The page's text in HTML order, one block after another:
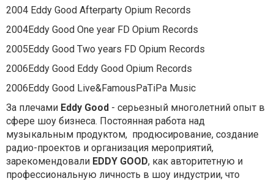
2004 Eddy Good Afterparty Opium Records
2004Eddy Good One year FD Opium Records
2005Eddy Good Two years FD Opium Records
2006Eddy Good Eddy Good Opium Records
2006Eddy Good Live&FamousPaTiPa Music
За плечами Eddy Good - серьезный многолетний опыт в
сфере шоу бизнеса. Постоянная работа над
музыкальным продуктом, продюсирование, создание
радио-проектов и организация мероприятий,
зарекомендовали EDDY GOOD, как авторитетную и
профессиональную личность в шоу индустрии, что